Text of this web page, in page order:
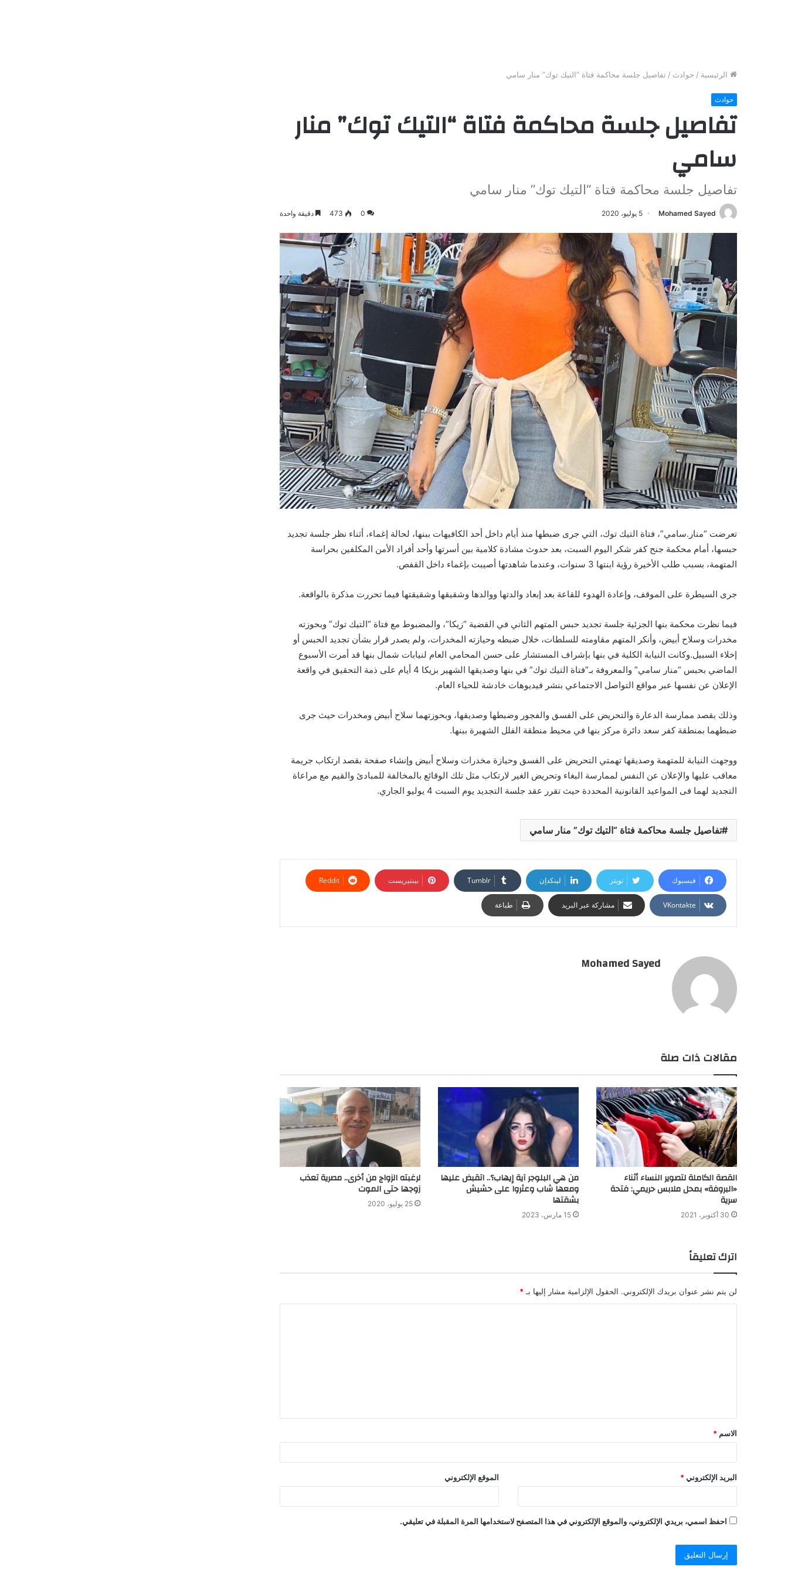
الرئيسية / حوادث / تفاصيل جلسة محاكمة فتاة “التيك توك” منار سامي
حوادث
تفاصيل جلسة محاكمة فتاة “التيك توك” منار
سامي
تفاصيل جلسة محاكمة فتاة “التيك توك” منار سامي
Mohamed Sayed 5 يوليو، 2020 0
473 دقيقة واحدة
تعرضت “منار.سامي”، فتاة التيك توك، التي جرى ضبطها منذ أيام داخل أحد الكافيهات ببنها، لحالة إغماء، أثناء نظر جلسة تجديد
حبسها، أمام محكمة جنح كفر شكر اليوم السبت، بعد حدوث مشادة كلامية بين أسرتها وأحد أفراد الأمن المكلفين بحراسة
المتهمة، بسبب طلب الأخيرة رؤية ابنتها 3 سنوات، وعندما شاهدتها أصيبت بإغماء داخل القفص.
جرى السيطرة على الموقف، وإعادة الهدوء للقاعة بعد إبعاد والدتها ووالدها وشقيقها وشقيقتها فيما تحررت مذكرة بالواقعة.
فيما نظرت محكمة بنها الجزئية جلسة تجديد حبس المتهم الثاني في القضية “زيكا”، والمضبوط مع فتاة “التيك توك” وبحوزته
مخدرات وسلاح أبيض، وأنكر المتهم مقاومته للسلطات، خلال ضبطه وحيازته المخدرات، ولم يصدر قرار بشأن تجديد الحبس أو
إخلاء السبيل.وكانت النيابة الكلية في بنها بإشراف المستشار على حسن المحامي العام لنيابات شمال بنها قد أمرت الأسبوع
الماضي بحبس “منار سامي” والمعروفة بـ”فتاة التيك توك” في بنها وصديقها الشهير بزيكا 4 أيام على ذمة التحقيق في واقعة
الإعلان عن نفسها عبر مواقع التواصل الاجتماعي بنشر فيديوهات خادشة للحياء العام.
وذلك بقصد ممارسة الدعارة والتحريض على الفسق والفجور وضبطها وصديقها، وبحوزتهما سلاح أبيض ومخدرات حيث جرى
ضبطهما بمنطقة كفر سعد دائرة مركز بنها في محيط منطقة الفلل الشهيرة ببنها.
ووجهت النيابة للمتهمة وصديقها تهمتي التحريض على الفسق وحيازة مخدرات وسلاح أبيض وإنشاء صفحة بقصد ارتكاب جريمة
معاقب عليها والإعلان عن النفس لممارسة البغاء وتحريض الغير لارتكاب مثل تلك الوقائع بالمخالفة للمبادئ والقيم مع مراعاة
التجديد لهما فى المواعيد القانونية المحددة حيث تقرر عقد جلسة التجديد يوم السبت 4 يوليو الجاري.
تفاصيل جلسة محاكمة فتاة “التيك توك” منار سامي
فيسبوك تويتر لينكدإن بينتيريست
مشاركة عبر البريد طباعة
Mohamed Sayed
مقالات ذات صلة
القصة الكاملة لتصوير النساء أثناء
«البروفة» بمحل ملابس حريمي: فتحة
سرية
30 أكتوبر، 2021
من هي البلوجر آية إيهاب؟.. اتقبض عليها
ومعها شاب وعثروا على حشيش
بشقتها
15 مارس، 2023
لرغبته الزواج من أخرى.. مصرية تعذب
زوجها حتى الموت
25 يوليو، 2020
اترك تعليقاً
لن يتم نشر عنوان بريدك الإلكتروني. الحقول الإلزامية مشار إليها بـ *
الاسم *
البريد الإلكتروني * الموقع الإلكتروني
احفظ اسمي، بريدي الإلكتروني، والموقع الإلكتروني في هذا المتصفح لاستخدامها المرة المقبلة في تعليقي.